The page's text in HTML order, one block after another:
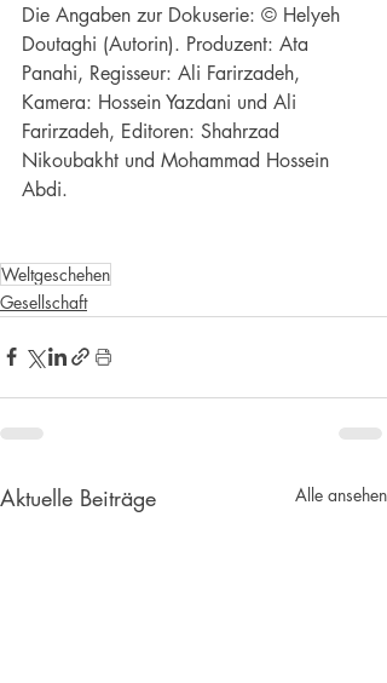
Die Angaben zur Dokuserie: © Helyeh
Doutaghi (Autorin). Produzent: Ata
Panahi, Regisseur: Ali Farirzadeh,
Kamera: Hossein Yazdani und Ali
Farirzadeh, Editoren: Shahrzad
Nikoubakht und Mohammad Hossein
Abdi.
Weltgeschehen
Gesellschaft
Aktuelle Beiträge Alle ansehen